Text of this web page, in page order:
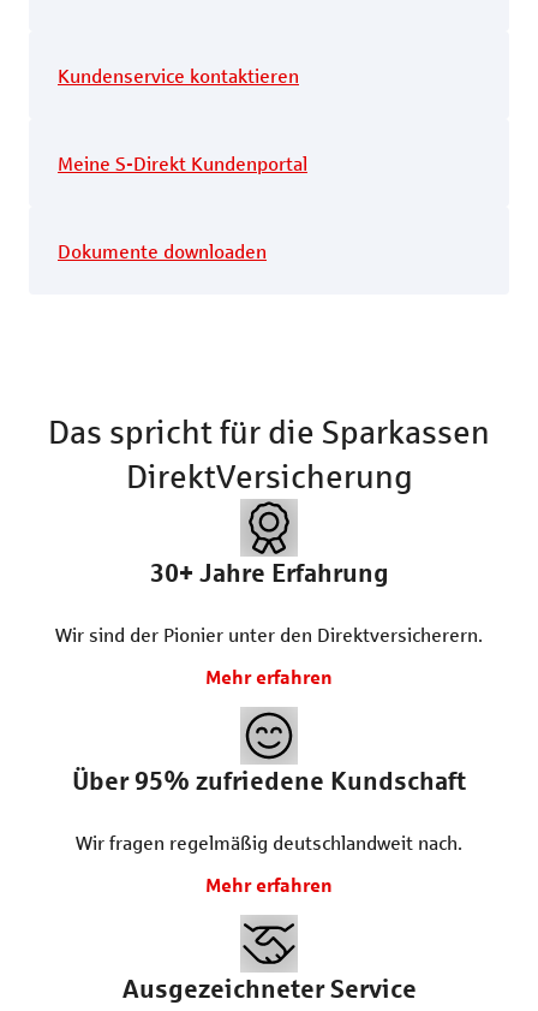
Kundenservice kontaktieren
Meine S-Direkt Kundenportal
Dokumente downloaden
Das spricht für die Sparkassen
DirektVersicherung
30+ Jahre Erfahrung
Wir sind der Pionier unter den Direktversicherern.
Mehr erfahren
Über 95% zufriedene Kundschaft
Wir fragen regelmäßig deutschlandweit nach.
Mehr erfahren
Ausgezeichneter Service